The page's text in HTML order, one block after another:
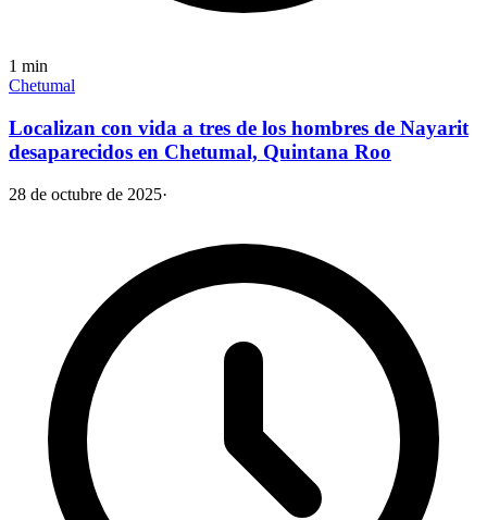
1 min
Chetumal
Localizan con vida a tres de los hombres de Nayarit
desaparecidos en Chetumal, Quintana Roo
28 de octubre de 2025·